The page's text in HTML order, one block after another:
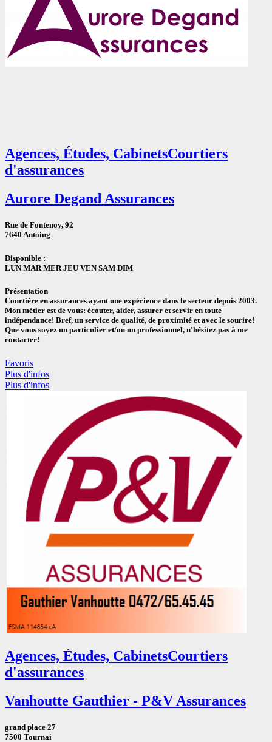
Agences, Études, CabinetsCourtiers
d'assurances
Aurore Degand Assurances
Rue de Fontenoy, 92
7640 Antoing
Disponible :
LUN MAR MER JEU VEN SAM DIM
Présentation
Courtière en assurances ayant une expérience dans le secteur depuis 2003.
Mon métier est de vous: écouter, aider, assurer et servir en toute
indépendance! Bref, un service de qualité, de proximité et avec le sourire!
Que vous soyez un particulier et/ou un professionnel, n'hésitez pas à me
contacter!
Favoris
Plus d'infos
Plus d'infos
Agences, Études, CabinetsCourtiers
d'assurances
Vanhoutte Gauthier - P&V Assurances
grand place 27
7500 Tournai